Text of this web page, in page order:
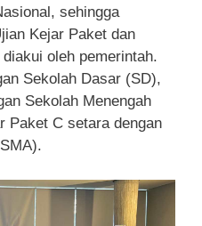
sehingga
Kejar Paket dan
oleh pemerintah.
Sekolah Dasar (SD),
Sekolah Menengah
Paket C setara dengan